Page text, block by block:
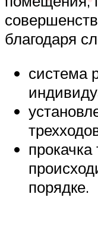
благодаря
система
порядке.